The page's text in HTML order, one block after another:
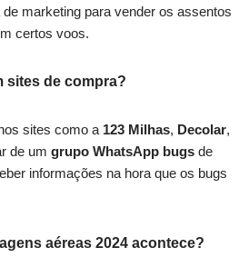
marketing para vender os assentos
certos voos.
sites de compra?
sites como a 123 Milhas, Decolar,
de um grupo WhatsApp bugs de
informações na hora que os bugs
aéreas 2024 acontece?